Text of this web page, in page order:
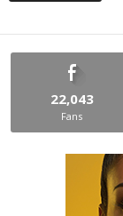
22,043
Fans